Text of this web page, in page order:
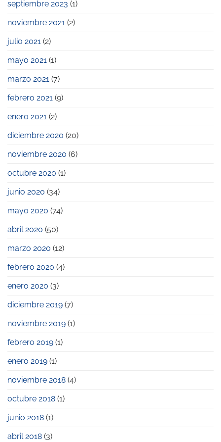
septiembre 2023 (1)
noviembre 2021 (2)
julio 2021 (2)
mayo 2021 (1)
marzo 2021 (7)
febrero 2021 (9)
enero 2021 (2)
diciembre 2020 (20)
noviembre 2020 (6)
octubre 2020 (1)
junio 2020 (34)
mayo 2020 (74)
abril 2020 (50)
marzo 2020 (12)
febrero 2020 (4)
enero 2020 (3)
diciembre 2019 (7)
noviembre 2019 (1)
febrero 2019 (1)
enero 2019 (1)
noviembre 2018 (4)
octubre 2018 (1)
junio 2018 (1)
abril 2018 (3)